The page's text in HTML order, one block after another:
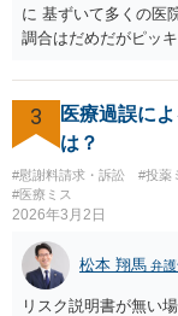
に 基ずいて多くの医
調合はだめだがピッ
いますね。 院外とで
違法とは断じきれな
りません。 やめるな
でしょう。
3
医療過誤に
は？
#慰謝料請求・訴訟 #投薬
#医療ミス
2026年3月2日
松本 翔馬 弁
リスク説明書が無い